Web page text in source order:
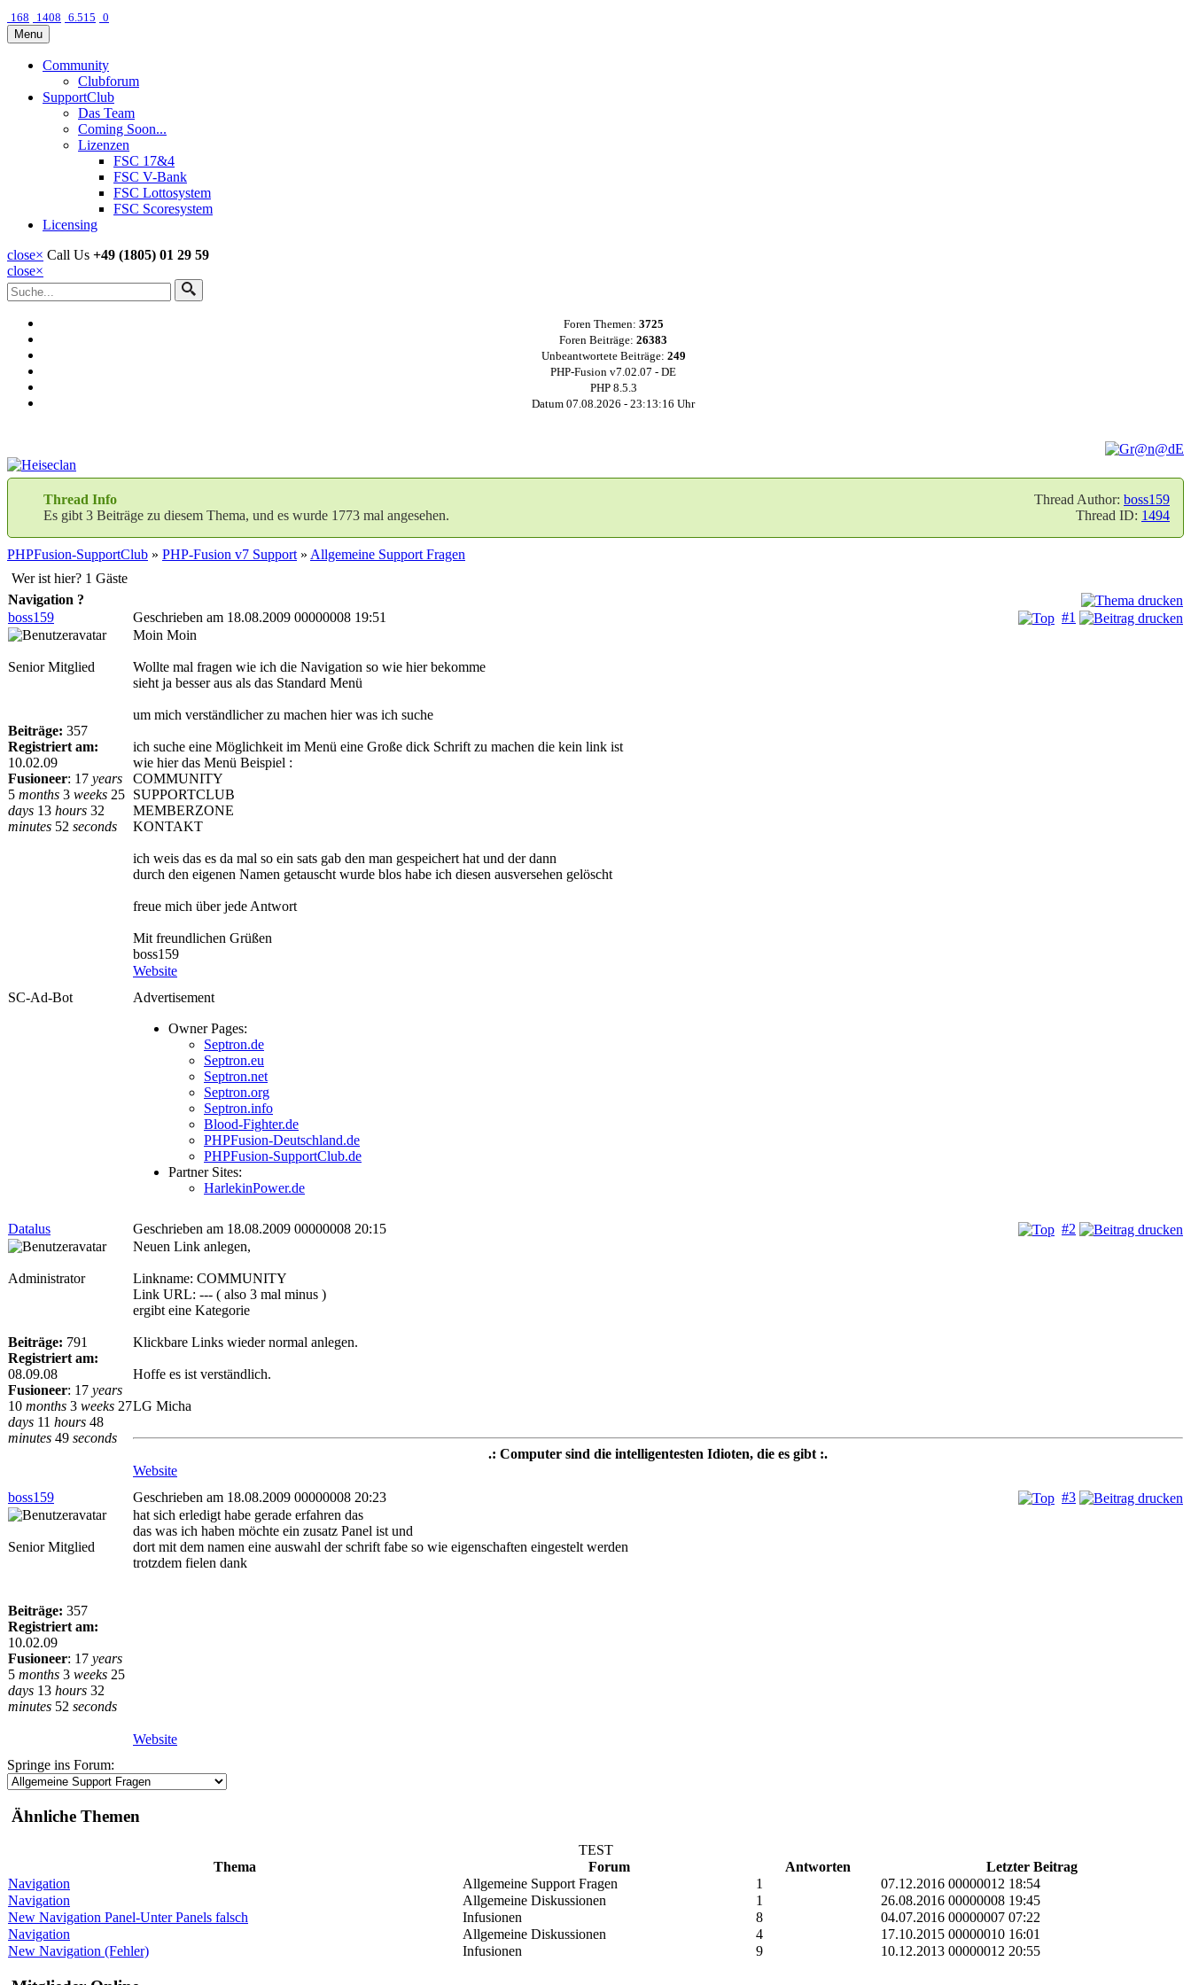
168 1408 6.515 0
Menu
Community
Clubforum
SupportClub
Das Team
Coming Soon...
Lizenzen
FSC 17&4
FSC V-Bank
FSC Lottosystem
FSC Scoresystem
Licensing
close× Call Us +49 (1805) 01 29 59
close×
Foren Themen: 3725
Foren Beiträge: 26383
Unbeantwortete Beiträge: 249
PHP-Fusion v7.02.07 - DE
PHP 8.5.3
Datum 07.08.2026 - 23:13:17 Uhr
Thread Author: boss159
Thread ID: 1494
Thread Info
Es gibt 3 Beiträge zu diesem Thema, und es wurde 1773 mal angesehen.
PHPFusion-SupportClub » PHP-Fusion v7 Support » Allgemeine Support Fragen
Wer ist hier? 1 Gäste
Navigation ?
boss159
#1
Geschrieben am 18.08.2009 00000008 19:51
Senior Mitglied
Beiträge: 357
Registriert am:
10.02.09
Fusioneer: 17 years
5 months 3 weeks 25
days 13 hours 32
minutes 52 seconds
Moin Moin
Wollte mal fragen wie ich die Navigation so wie hier bekomme
sieht ja besser aus als das Standard Menü
um mich verständlicher zu machen hier was ich suche
ich suche eine Möglichkeit im Menü eine Große dick Schrift zu machen die kein link ist
wie hier das Menü Beispiel :
COMMUNITY
SUPPORTCLUB
MEMBERZONE
KONTAKT
ich weis das es da mal so ein sats gab den man gespeichert hat und der dann
durch den eigenen Namen getauscht wurde blos habe ich diesen ausversehen gelöscht
freue mich über jede Antwort
Mit freundlichen Grüßen
boss159
Website
SC-Ad-Bot
Advertisement
Owner Pages:
Septron.de
Septron.eu
Septron.net
Septron.org
Septron.info
Blood-Fighter.de
PHPFusion-Deutschland.de
PHPFusion-SupportClub.de
Partner Sites:
HarlekinPower.de
Datalus #2
Geschrieben am 18.08.2009 00000008 20:15
Administrator
Beiträge: 791
Registriert am:
08.09.08
Fusioneer: 17 years
10 months 3 weeks 27
days 11 hours 48
minutes 49 seconds
Neuen Link anlegen,
Linkname: COMMUNITY
Link URL: --- ( also 3 mal minus )
ergibt eine Kategorie
Klickbare Links wieder normal anlegen.
Hoffe es ist verständlich.
LG Micha
.: Computer sind die intelligentesten Idioten, die es gibt :.
Website
boss159
#3
Geschrieben am 18.08.2009 00000008 20:23
Senior Mitglied
Beiträge: 357
Registriert am:
10.02.09
Fusioneer: 17 years
5 months 3 weeks 25
days 13 hours 32
minutes 52 seconds
hat sich erledigt habe gerade erfahren das
das was ich haben möchte ein zusatz Panel ist und
dort mit dem namen eine auswahl der schrift fabe so wie eigenschaften eingestelt werden
trotzdem fielen dank
Website
Springe ins Forum:
Ähnliche Themen
TEST
Thema
Forum Antworten
Letzter Beitrag
Navigation
Allgemeine Support Fragen 1
07.12.2016 00000012 18:54
Navigation
Allgemeine Diskussionen 1
26.08.2016 00000008 19:45
New Navigation Panel-Unter Panels falsch
Infusionen 8
04.07.2016 00000007 07:22
Navigation
Allgemeine Diskussionen 4
17.10.2015 00000010 16:01
New Navigation (Fehler)
Infusionen 9 10.12.2013 00000012 20:55